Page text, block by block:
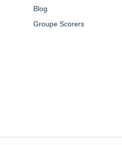
Blog
Groupe Scorers